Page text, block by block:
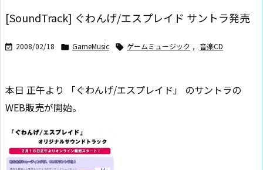
[SoundTrack] ぐわんげ/エスプレイド サントラ発売
 2008/02/18  GameMusic  ゲームミュージック , 音楽CD
本日 正午より 「ぐわんげ/エスプレイド」 のサントラの
WEB販売が開始。